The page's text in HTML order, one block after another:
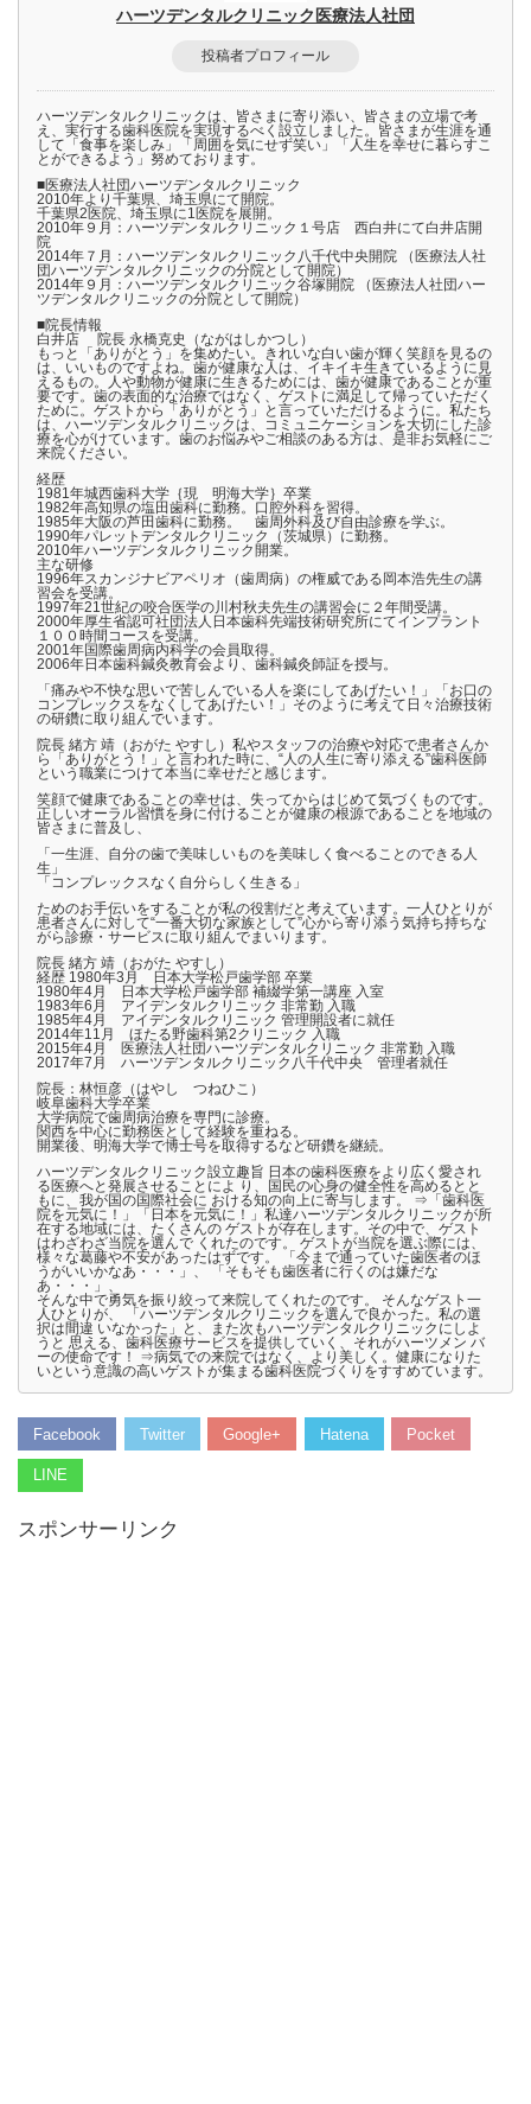
ハーツデンタルクリニック医療法人社団
投稿者プロフィール
ハーツデンタルクリニックは、皆さまに寄り添い、皆さまの立場で考
え、実行する歯科医院を実現するべく設立しました。皆さまが生涯を通
して「食事を楽しみ」「周囲を気にせず笑い」「人生を幸せに暮らすこ
とができるよう」努めております。
■医療法人社団ハーツデンタルクリニック
2010年より千葉県、埼玉県にて開院。
千葉県2医院、埼玉県に1医院を展開。
2010年９月：ハーツデンタルクリニック１号店 西白井にて白井店開
院
2014年７月：ハーツデンタルクリニック八千代中央開院 （医療法人社
団ハーツデンタルクリニックの分院として開院）
2014年９月：ハーツデンタルクリニック谷塚開院 （医療法人社団ハー
ツデンタルクリニックの分院として開院）
■院長情報
白井店 院長 永橋克史（ながはしかつし）
もっと「ありがとう」を集めたい。きれいな白い歯が輝く笑顔を見るの
は、いいものですよね。歯が健康な人は、イキイキ生きているように見
えるもの。人や動物が健康に生きるためには、歯が健康であることが重
要です。歯の表面的な治療ではなく、ゲストに満足して帰っていただく
ために。ゲストから「ありがとう」と言っていただけるように。私たち
は、ハーツデンタルクリニックは、コミュニケーションを大切にした診
療を心がけています。歯のお悩みやご相談のある方は、是非お気軽にご
来院ください。
経歴
1981年城西歯科大学｛現 明海大学｝卒業
1982年高知県の塩田歯科に勤務。口腔外科を習得。
1985年大阪の芦田歯科に勤務。 歯周外科及び自由診療を学ぶ。
1990年パレットデンタルクリニック（茨城県）に勤務。
2010年ハーツデンタルクリニック開業。
主な研修
1996年スカンジナビアペリオ（歯周病）の権威である岡本浩先生の講
習会を受講。
1997年21世紀の咬合医学の川村秋夫先生の講習会に２年間受講。
2000年厚生省認可社団法人日本歯科先端技術研究所にてインプラント
１００時間コースを受講。
2001年国際歯周病内科学の会員取得。
2006年日本歯科鍼灸教育会より、歯科鍼灸師証を授与。
「痛みや不快な思いで苦しんでいる人を楽にしてあげたい！」「お口の
コンプレックスをなくしてあげたい！」そのように考えて日々治療技術
の研鑽に取り組んでいます。
院長 緒方 靖（おがた やすし）私やスタッフの治療や対応で患者さんか
ら「ありがとう！」と言われた時に、“人の人生に寄り添える”歯科医師
という職業につけて本当に幸せだと感じます。
笑顔で健康であることの幸せは、失ってからはじめて気づくものです。
正しいオーラル習慣を身に付けることが健康の根源であることを地域の
皆さまに普及し、
「一生涯、自分の歯で美味しいものを美味しく食べることのできる人
生」
「コンプレックスなく自分らしく生きる」
ためのお手伝いをすることが私の役割だと考えています。一人ひとりが
患者さんに対して“一番大切な家族として”心から寄り添う気持ち持ちな
がら診療・サービスに取り組んでまいります。
院長 緒方 靖（おがた やすし）
経歴 1980年3月 日本大学松戸歯学部 卒業
1980年4月 日本大学松戸歯学部 補綴学第一講座 入室
1983年6月 アイデンタルクリニック 非常勤 入職
1985年4月 アイデンタルクリニック 管理開設者に就任
2014年11月 ほたる野歯科第2クリニック 入職
2015年4月 医療法人社団ハーツデンタルクリニック 非常勤 入職
2017年7月 ハーツデンタルクリニック八千代中央 管理者就任
院長：林恒彦（はやし つねひこ）
岐阜歯科大学卒業
大学病院で歯周病治療を専門に診療。
関西を中心に勤務医として経験を重ねる。
開業後、明海大学で博士号を取得するなど研鑽を継続。
ハーツデンタルクリニック設立趣旨 日本の歯科医療をより広く愛され
る医療へと発展させることによ り、国民の心身の健全性を高めるとと
もに、我が国の国際社会に おける知の向上に寄与します。 ⇒「歯科医
院を元気に！」「日本を元気に！」私達ハーツデンタルクリニックが所
在する地域には、たくさんの ゲストが存在します。その中で、ゲスト
はわざわざ当院を選んで くれたのです。 ゲストが当院を選ぶ際には、
様々な葛藤や不安があったはずです。 「今まで通っていた歯医者のほ
うがいいかなあ・・・」、 「そもそも歯医者に行くのは嫌だな
あ・・・」、
そんな中で勇気を振り絞って来院してくれたのです。 そんなゲスト一
人ひとりが、 「ハーツデンタルクリニックを選んで良かった。私の選
択は間違 いなかった」と、また次もハーツデンタルクリニックにしよ
うと 思える、歯科医療サービスを提供していく、それがハーツメン バ
ーの使命です！ ⇒病気での来院ではなく、より美しく。健康になりた
いという意識の高いゲストが集まる歯科医院づくりをすすめています。
Facebook Twitter Google+ Hatena Pocket
LINE
スポンサーリンク